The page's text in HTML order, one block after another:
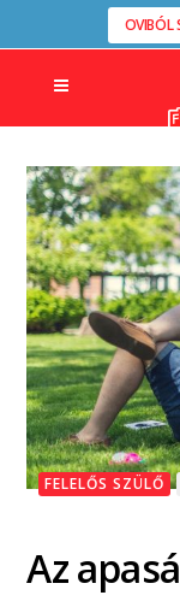
OVIBÓL
FELELŐS SZÜLŐ
Az